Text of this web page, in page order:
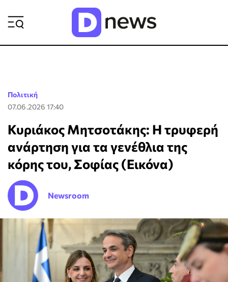
Πολιτική
07.06.2026 17:40
Κυριάκος Μητσοτάκης: Η τρυφερή
ανάρτηση για τα γενέθλια της
κόρης του, Σοφίας (Εικόνα)
Newsroom